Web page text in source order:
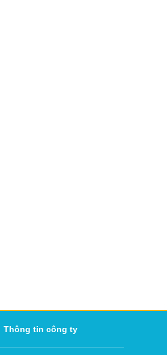
Thông tin công ty